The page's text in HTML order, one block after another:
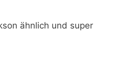
ähnlich und super